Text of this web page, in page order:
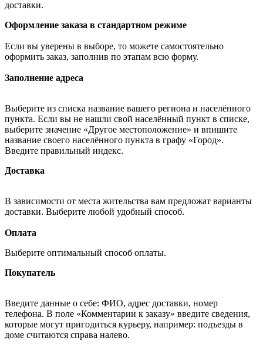
доставки.
Оформление заказа в стандартном режиме
Если вы уверены в выборе, то можете самостоятельно
оформить заказ, заполнив по этапам всю форму.
Заполнение адреса
Выберите из списка название вашего региона и населённого
пункта. Если вы не нашли свой населённый пункт в списке,
выберите значение «Другое местоположение» и впишите
название своего населённого пункта в графу «Город».
Введите правильный индекс.
Доставка
В зависимости от места жительства вам предложат варианты
доставки. Выберите любой удобный способ.
Оплата
Выберите оптимальный способ оплаты.
Покупатель
Введите данные о себе: ФИО, адрес доставки, номер
телефона. В поле «Комментарии к заказу» введите сведения,
которые могут пригодиться курьеру, например: подъезды в
доме считаются справа налево.